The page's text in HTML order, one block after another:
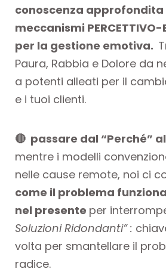
conoscenza approfondita
meccanismi PERCETTIVO-
per la gestione emotiva.
Paura, Rabbia e Dolore da
a potenti alleati per il
e i tuoi clienti.
🔴 passare dal “Perché”
mentre i modelli
nelle cause remote, noi ci
come il problema
nel presente per
Soluzioni Ridondanti” :
volta per smantellare il
radice.